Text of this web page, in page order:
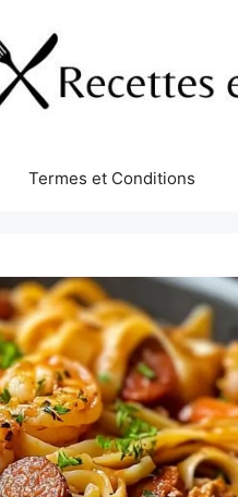
Termes et Conditions